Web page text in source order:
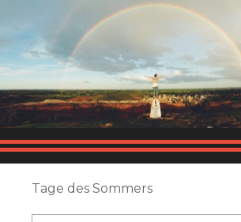
Tage des Sommers